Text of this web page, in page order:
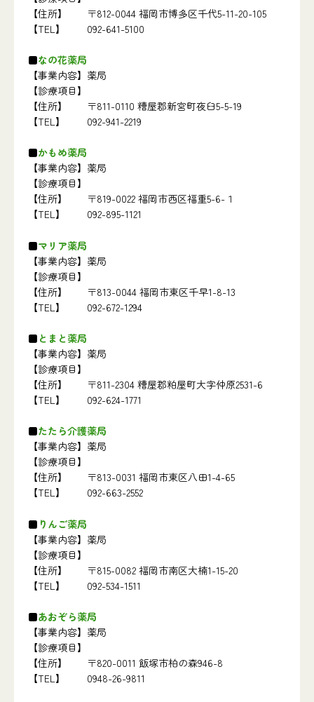
【住所】
〒812-0044 福岡市博多区千代5-11-20-105
【TEL】
092-641-5100
なの花薬局
【事業内容】 薬局
【診療項目】
【住所】
〒811-0110 糟屋郡新宮町夜臼5-5-19
【TEL】
092-941-2219
かもめ薬局
【事業内容】 薬局
【診療項目】
【住所】
〒819-0022 福岡市西区福重5-6-１
【TEL】
092-895-1121
マリア薬局
【事業内容】 薬局
【診療項目】
【住所】
〒813-0044 福岡市東区千早1-8-13
【TEL】
092-672-1294
とまと薬局
【事業内容】 薬局
【診療項目】
【住所】
〒811-2304 糟屋郡粕屋町大字仲原2531-6
【TEL】
092-624-1771
たたら介護薬局
【事業内容】 薬局
【診療項目】
【住所】
〒813-0031 福岡市東区八田1-4-65
【TEL】
092-663-2552
りんご薬局
【事業内容】 薬局
【診療項目】
【住所】
〒815-0082 福岡市南区大楠1-15-20
【TEL】
092-534-1511
あおぞら薬局
【事業内容】 薬局
【診療項目】
【住所】
〒820-0011 飯塚市柏の森946-8
【TEL】
0948-26-9811